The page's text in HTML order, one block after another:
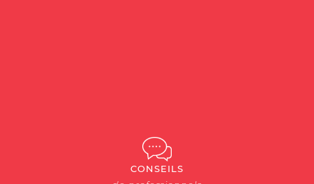
CONSEILS